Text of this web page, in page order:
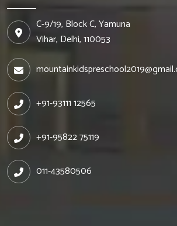
C-9/19, Block C, Yamuna
Vihar, Delhi, 110053
+91-93111 12565
+91-95822 75119
011-43580506